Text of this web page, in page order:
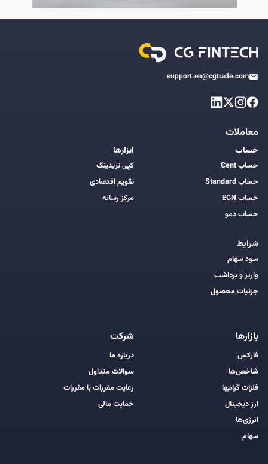
support.en@cgtrade.com
معاملات
حساب
حساب Cent
حساب Standard
حساب ECN
حساب دمو
شرایط
سود سهام
واریز و برداشت
جزئیات محصول
ابزارها
کپی تریدینگ
تقویم اقتصادی
مرکز رسانه
بازارها
فارکس
شاخص‌ها
فلزات گرانبها
ارز دیجیتال
انرژی‌ها
سهام
شرکت
درباره ما
سوالات متداول
رعایت مقررات با مقررات
حمایت مالی